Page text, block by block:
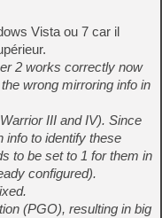
Vista ou 7 car il
2 works correctly now
wrong mirroring info in
III and IV). Since
info to identify these
to be set to 1 for them in
configured).
(PGO), resulting in big